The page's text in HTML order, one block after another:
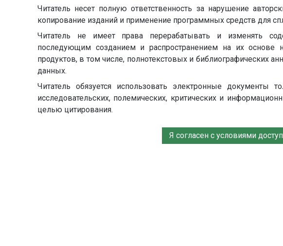
Читатель несет полную ответственность за нарушение
копирование изданий и применение программных средств для
Читатель не имеет права перерабатывать и изменять
последующим созданием и распространением на их основе
продуктов, в том числе, полнотекстовых и библиографических
данных.
Читатель обязуется использовать электронные документы
исследовательских, полемических, критических и
целью цитирования.
Я согласен с условиями